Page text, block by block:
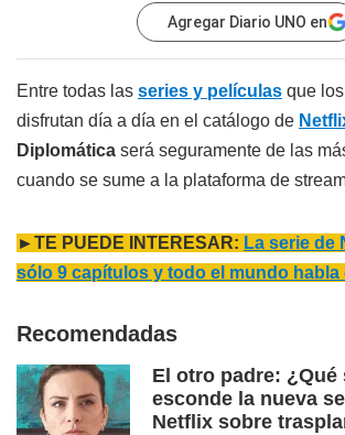
Agregar Diario UNO en
Entre todas las series y películas que
disfrutan día a día en el catálogo de
Diplomática será seguramente de las
cuando se sume a la plataforma de
►TE PUEDE INTERESAR: La serie de
sólo 9 capítulos y todo el mundo habla
Recomendadas
El otro padre: ¿Qué
esconde la nueva
Netflix sobre